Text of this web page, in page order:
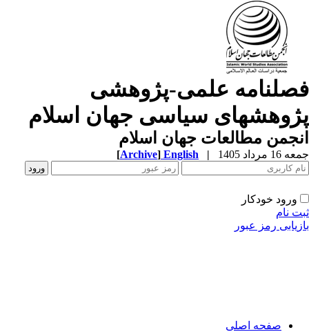
علمی-پژوهشی
سیاسی جهان اسلام
مطالعات جهان اسلام
مرداد 1405 |
English
[Archive]
ورود خودکار
نام
رمز عبور
صفحه اصلی